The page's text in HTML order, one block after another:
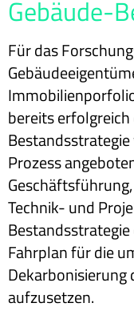
Gebäude-
Für das
bereits
Prozess
Technik- und
Fahrplan für die
aufzusetzen.